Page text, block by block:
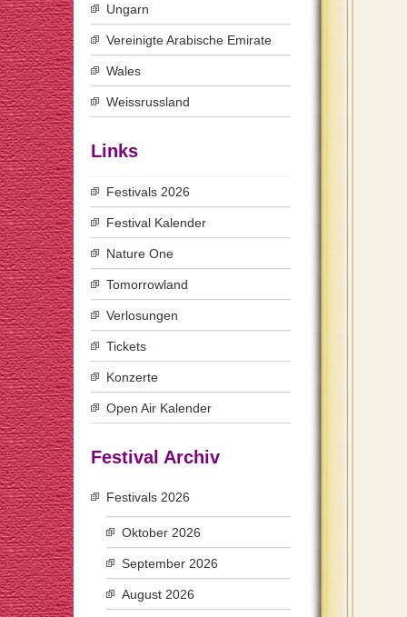
Ungarn
Vereinigte Arabische Emirate
Wales
Weissrussland
Links
Festivals 2026
Festival Kalender
Nature One
Tomorrowland
Verlosungen
Tickets
Konzerte
Open Air Kalender
Festival Archiv
Festivals 2026
Oktober 2026
September 2026
August 2026